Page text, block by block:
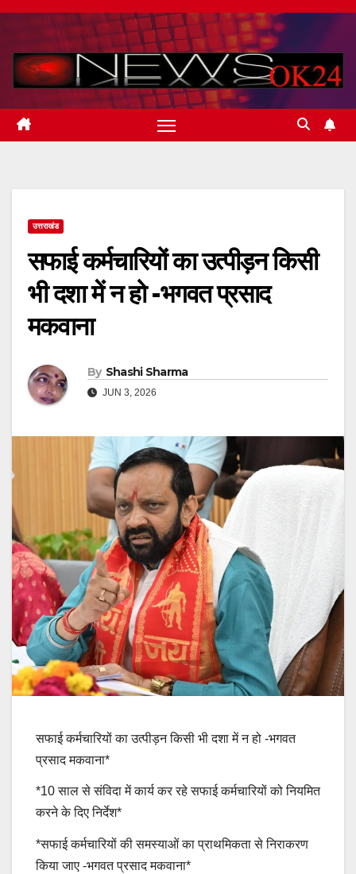
Skip
content
उत्तराखंड
सफाई कर्मचारियों का उत्पीड़न किसी
भी दशा में न हो -भगवत प्रसाद
मकवाना
By Shashi Sharma
JUN 3, 2026
सफाई कर्मचारियों का उत्पीड़न किसी भी दशा में न हो -भगवत
प्रसाद मकवाना*
*10 साल से संविदा में कार्य कर रहे सफाई कर्मचारियों को नियमित
करने के दिए निर्देश*
*सफाई कर्मचारियों की समस्याओं का प्राथमिकता से निराकरण
किया जाए -भगवत प्रसाद मकवाना*